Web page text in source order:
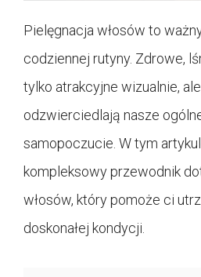
Pielęgnacja włosów to
codziennej rutyny. Zdrowe,
tylko atrakcyjne wizualnie,
odzwierciedlają nasze
samopoczucie. W tym
kompleksowy przewodnik
włosów, który pomoże ci
doskonałej kondycji.